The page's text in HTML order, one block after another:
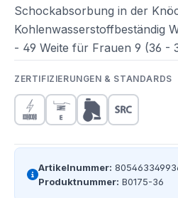
Schockabsorbung in der
Kohlenwasserstoffbeständig
- 49 Weite für Frauen 9 (36 -
ZERTIFIZIERUNGEN & STANDARDS
Artikelnummer:
Produktnummer: B0175-36